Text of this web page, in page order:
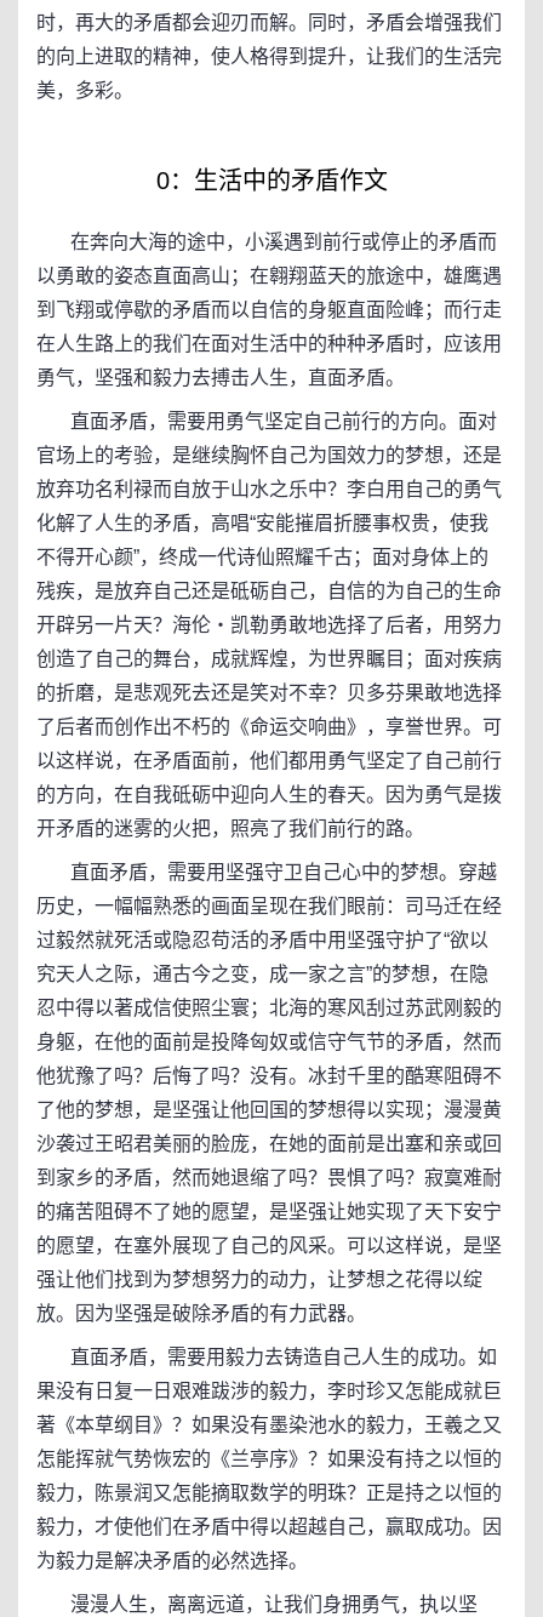
时，再大的矛盾都会迎刃而解。同时，矛盾会增强我们
的向上进取的精神，使人格得到提升，让我们的生活完
美，多彩。
0：生活中的矛盾作文
在奔向大海的途中，小溪遇到前行或停止的矛盾而
以勇敢的姿态直面高山；在翱翔蓝天的旅途中，雄鹰遇
到飞翔或停歇的矛盾而以自信的身躯直面险峰；而行走
在人生路上的我们在面对生活中的种种矛盾时，应该用
勇气，坚强和毅力去搏击人生，直面矛盾。
直面矛盾，需要用勇气坚定自己前行的方向。面对
官场上的考验，是继续胸怀自己为国效力的梦想，还是
放弃功名利禄而自放于山水之乐中？李白用自己的勇气
化解了人生的矛盾，高唱“安能摧眉折腰事权贵，使我
不得开心颜”，终成一代诗仙照耀千古；面对身体上的
残疾，是放弃自己还是砥砺自己，自信的为自己的生命
开辟另一片天？海伦・凯勒勇敢地选择了后者，用努力
创造了自己的舞台，成就辉煌，为世界瞩目；面对疾病
的折磨，是悲观死去还是笑对不幸？贝多芬果敢地选择
了后者而创作出不朽的《命运交响曲》，享誉世界。可
以这样说，在矛盾面前，他们都用勇气坚定了自己前行
的方向，在自我砥砺中迎向人生的春天。因为勇气是拨
开矛盾的迷雾的火把，照亮了我们前行的路。
直面矛盾，需要用坚强守卫自己心中的梦想。穿越
历史，一幅幅熟悉的画面呈现在我们眼前：司马迁在经
过毅然就死活或隐忍苟活的矛盾中用坚强守护了“欲以
究天人之际，通古今之变，成一家之言”的梦想，在隐
忍中得以著成信使照尘寰；北海的寒风刮过苏武刚毅的
身躯，在他的面前是投降匈奴或信守气节的矛盾，然而
他犹豫了吗？后悔了吗？没有。冰封千里的酷寒阻碍不
了他的梦想，是坚强让他回国的梦想得以实现；漫漫黄
沙袭过王昭君美丽的脸庞，在她的面前是出塞和亲或回
到家乡的矛盾，然而她退缩了吗？畏惧了吗？寂寞难耐
的痛苦阻碍不了她的愿望，是坚强让她实现了天下安宁
的愿望，在塞外展现了自己的风采。可以这样说，是坚
强让他们找到为梦想努力的动力，让梦想之花得以绽
放。因为坚强是破除矛盾的有力武器。
直面矛盾，需要用毅力去铸造自己人生的成功。如
果没有日复一日艰难跋涉的毅力，李时珍又怎能成就巨
著《本草纲目》？如果没有墨染池水的毅力，王羲之又
怎能挥就气势恢宏的《兰亭序》？如果没有持之以恒的
毅力，陈景润又怎能摘取数学的明珠？正是持之以恒的
毅力，才使他们在矛盾中得以超越自己，赢取成功。因
为毅力是解决矛盾的必然选择。
漫漫人生，离离远道，让我们身拥勇气，执以坚